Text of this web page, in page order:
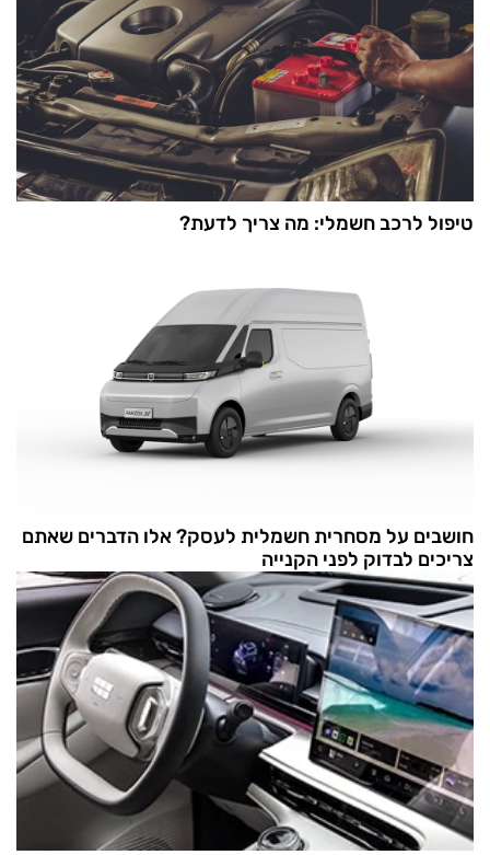
טיפול לרכב חשמלי: מה צריך לדעת?
חושבים על מסחרית חשמלית לעסק? אלו הדברים שאתם
צריכים לבדוק לפני הקנייה